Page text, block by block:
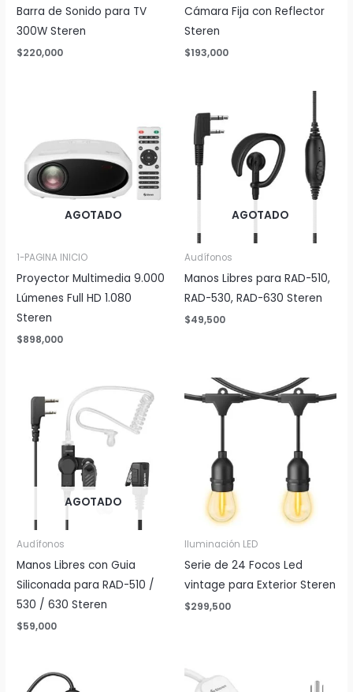
Barra de Sonido para TV
300W Steren
$220,000
Cámara Fija con Reflector
Steren
$193,000
AGOTADO
1-PAGINA INICIO
Proyector Multimedia 9.000
Lúmenes Full HD 1.080
Steren
$898,000
AGOTADO
Audífonos
Manos Libres para RAD-510,
RAD-530, RAD-630 Steren
$49,500
AGOTADO
Audífonos
Manos Libres con Guia
Siliconada para RAD-510 /
530 / 630 Steren
$59,000
Iluminación LED
Serie de 24 Focos Led
vintage para Exterior Steren
$299,500